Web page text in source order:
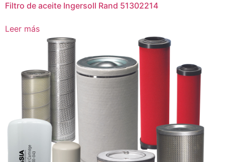
Filtro de aceite Ingersoll Rand 51302214
Leer más